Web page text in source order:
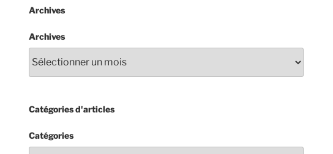
Archives
Archives
Catégories d'articles
Catégories